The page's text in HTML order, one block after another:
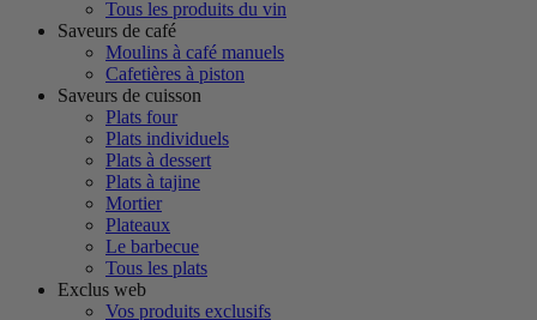
Tous les produits du vin
Saveurs de café
Moulins à café manuels
Cafetières à piston
Saveurs de cuisson
Plats four
Plats individuels
Plats à dessert
Plats à tajine
Mortier
Plateaux
Le barbecue
Tous les plats
Exclus web
Vos produits exclusifs